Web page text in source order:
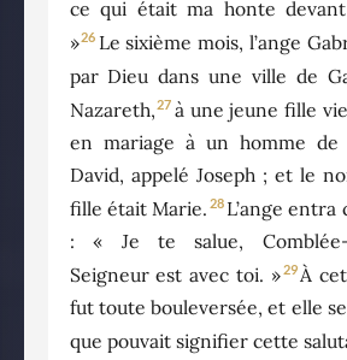
ce qui était ma honte
»26 Le sixième mois, l’ange
par Dieu dans une ville de
Nazareth,27 à une jeune fille
en mariage à un homme de
David, appelé Joseph ; et le
fille était Marie. 28 L’ange
: « Je te salue,
Seigneur est avec toi. »29À
fut toute bouleversée, et elle
que pouvait signifier cette